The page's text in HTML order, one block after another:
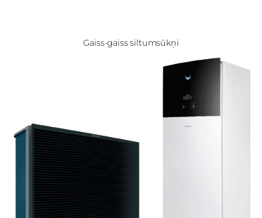
Gaiss-gaiss siltumsūkņi